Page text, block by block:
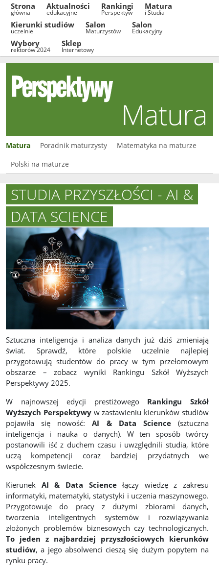
Strona
główna
Aktualności
edukacyjne
Rankingi
Perspektyw
Matura
i Studia
Kierunki studiów
uczelnie
Salon
Maturzystów
Salon
Edukacyjny
Wybory
rektorów 2024
Sklep
Internetowy
Matura
Matura Poradnik maturzysty
Matematyka na maturze
Polski na maturze
STUDIA PRZYSZŁOŚCI - AI &
DATA SCIENCE
Sztuczna inteligencja i analiza danych już dziś zmieniają
świat. Sprawdź, które polskie uczelnie najlepiej
przygotowują studentów do pracy w tym przełomowym
obszarze – zobacz wyniki Rankingu Szkół Wyższych
Perspektywy 2025.
W najnowszej edycji prestiżowego Rankingu Szkół
Wyższych Perspektywyw zastawieniu kierunków studiów
pojawiła się nowość:AI & Data Science(sztuczna
inteligencja i nauka o danych). W ten sposób twórcy
postanowili iść z duchem czasu i uwzględnili studia, które
uczą kompetencji coraz bardziej przydatnych we
współczesnym świecie.
Kierunek AI & Data Sciencełączy wiedzę z zakresu
informatyki, matematyki, statystyki i uczenia maszynowego.
Przygotowuje do pracy z dużymi zbiorami danych,
tworzenia inteligentnych systemów i rozwiązywania
złożonych problemów biznesowych czy technologicznych.
To jeden z najbardziej przyszłościowych kierunków
studiów, a jego absolwenci cieszą się dużym popytem na
rynku pracy.